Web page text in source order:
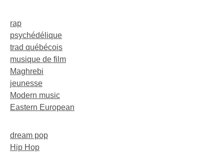
rap
psychédélique
trad québécois
musique de film
Maghrebi
jeunesse
Modern music
Eastern European
dream pop
Hip Hop